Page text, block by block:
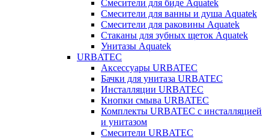
Смесители для биде Aquatek
Смесители для ванны и душа Aquatek
Смесители для раковины Aquatek
Стаканы для зубных щеток Aquatek
Унитазы Aquatek
URBATEC
Аксессуары URBATEC
Бачки для унитаза URBATEC
Инсталляции URBATEC
Кнопки смыва URBATEC
Комплекты URBATEC с инсталляцией
и унитазом
Смесители URBATEC